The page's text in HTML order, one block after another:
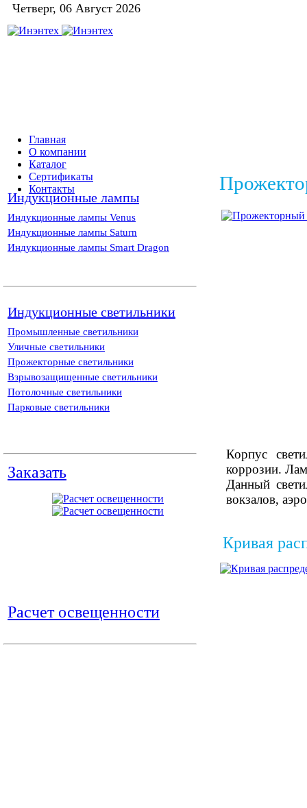
Индукционные лампы
Индукционные лампы Venus
Индукционные лампы Saturn
Индукционные лампы Smart Dragon
Кривая
Корпус
коррозии.
Данный
вокзалов,
Индукционные светильники
Промышленные светильники
Уличные светильники
Прожекторные светильники
Взрывозащищенные светильники
Потолочные светильники
Парковые светильники
Заказать
Расчет освещенности
Главная
О компании
Каталог
Сертификаты
Контакты
Четверг, 06 Август 2026